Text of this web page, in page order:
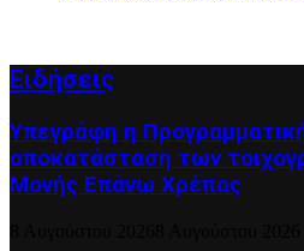
Ειδήσεις
Υπεγράφη η
αποκατάσταση των
Μονής Επάνω Χρέπας